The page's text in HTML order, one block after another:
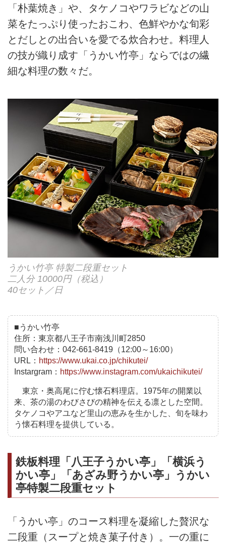
「朴葉焼き」や、タケノコやワラビなどの山
菜をたっぷり使ったおこわ、色鮮やかな旬彩
とだしとの出合いを愛でる炊合わせ。料理人
の技が織り成す「うかい竹亭」ならではの繊
細な料理の数々だ。
うかい竹亭 特製二段重セット
二人分 10000円（税込）
40セット／日
■うかい竹亭
住所：東京都八王子市南浅川町2850
問い合わせ：042-661-8419（12:00～16:00）
URL： https://www.ukai.co.jp/chikutei/
Instargram： https://www.instagram.com/ukaichikutei/
東京・奥高尾に佇む懐石料理店。1975年の開業以
来、茶の湯のわびさびの精神を伝える凛とした空間。
タケノコやアユなど里山の恵みを生かした、旬を味わ
う懐石料理を提供している。
鉄板料理「八王子うかい亭」「横浜う
かい亭」「あざみ野うかい亭」うかい
亭特製二段重セット
「うかい亭」のコース料理を凝縮した贅沢な
二段重（スープと焼き菓子付き）。一の重に